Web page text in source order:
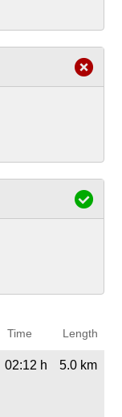
Time Length
02:12 h 5.0 km